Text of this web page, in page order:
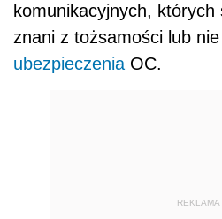
komunikacyjnych,
znani z tożsamości lub
ubezpieczenia OC.
REKLAMA